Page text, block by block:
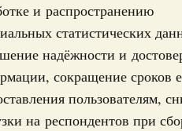
и распространению
статистических
надёжности и
сокращение сроков
пользователям,
на респондентов при
в сфере строительства
130
построено под
проект «Инфраструктура